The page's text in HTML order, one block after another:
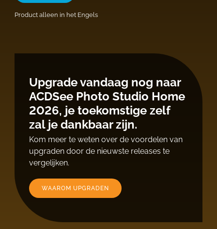
Product alleen in het Engels
Upgrade vandaag nog naar
ACDSee Photo Studio Home
2026, je toekomstige zelf
zal je dankbaar zijn.
Kom meer te weten over de voordelen van
upgraden door de nieuwste releases te
vergelijken.
WAAROM UPGRADEN